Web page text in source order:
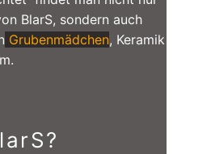
BlarS, sondern auch
Grubenmädchen, Keramik